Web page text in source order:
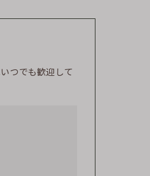
つでも歓迎して